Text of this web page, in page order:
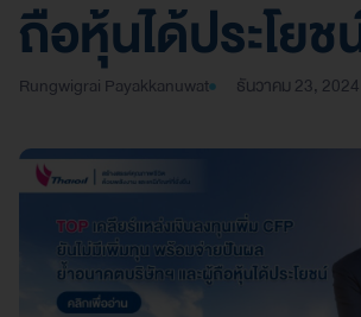
ถือหุ้นได้ประโยช
Rungwigrai Payakkanuwat ธันวาคม 23, 2024